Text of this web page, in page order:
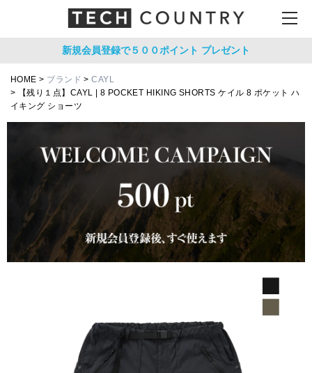
新規会員登録で５００ポイント プレゼント
HOME ブランド
CAYL
【残り１点】CAYL | 8 POCKET HIKING SHORTS ケイル 8 ポケット ハ
イキング ショーツ